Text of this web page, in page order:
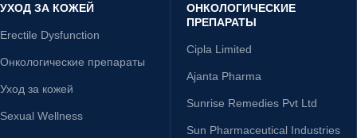
УХОД ЗА КОЖЕЙ
Erectile Dysfunction
Онкологические препараты
Уход за кожей
Sexual Wellness
ОНКОЛОГИЧЕСКИЕ
ПРЕПАРАТЫ
Cipla Limited
Ajanta Pharma
Sunrise Remedies Pvt Ltd
Sun Pharmaceutical Industries